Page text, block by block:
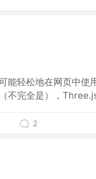
能轻松地在网页中使
不完全是），
2